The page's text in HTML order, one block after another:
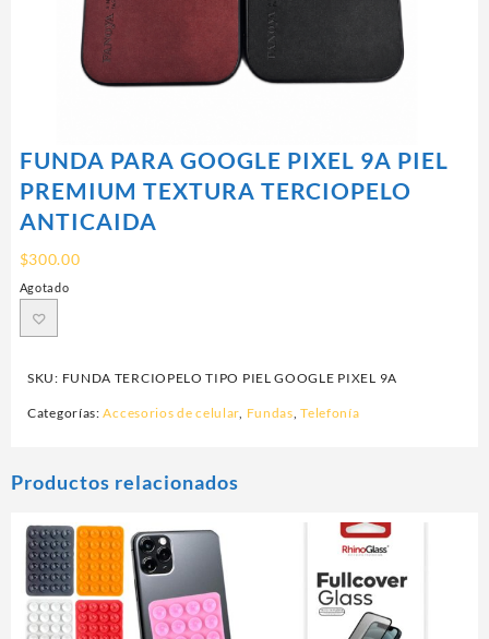
FUNDA PARA GOOGLE PIXEL 9A PIEL
PREMIUM TEXTURA TERCIOPELO
ANTICAIDA
$300.00
Agotado
SKU: FUNDA TERCIOPELO TIPO PIEL GOOGLE PIXEL 9A
Categorías:Accesorios de celular, Fundas,Telefonía
Productos relacionados